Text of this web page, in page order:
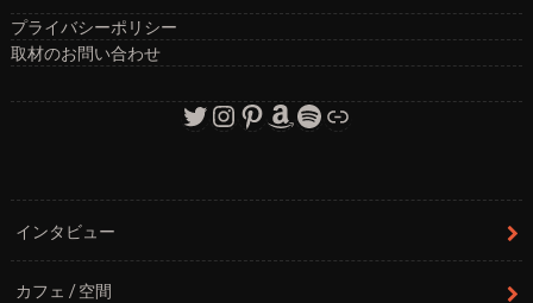
プライバシーポリシー
取材のお問い合わせ
Twitter
Instagram
Pinterest
Amazon
Spotify
リンク
インタビュー
カフェ / 空間